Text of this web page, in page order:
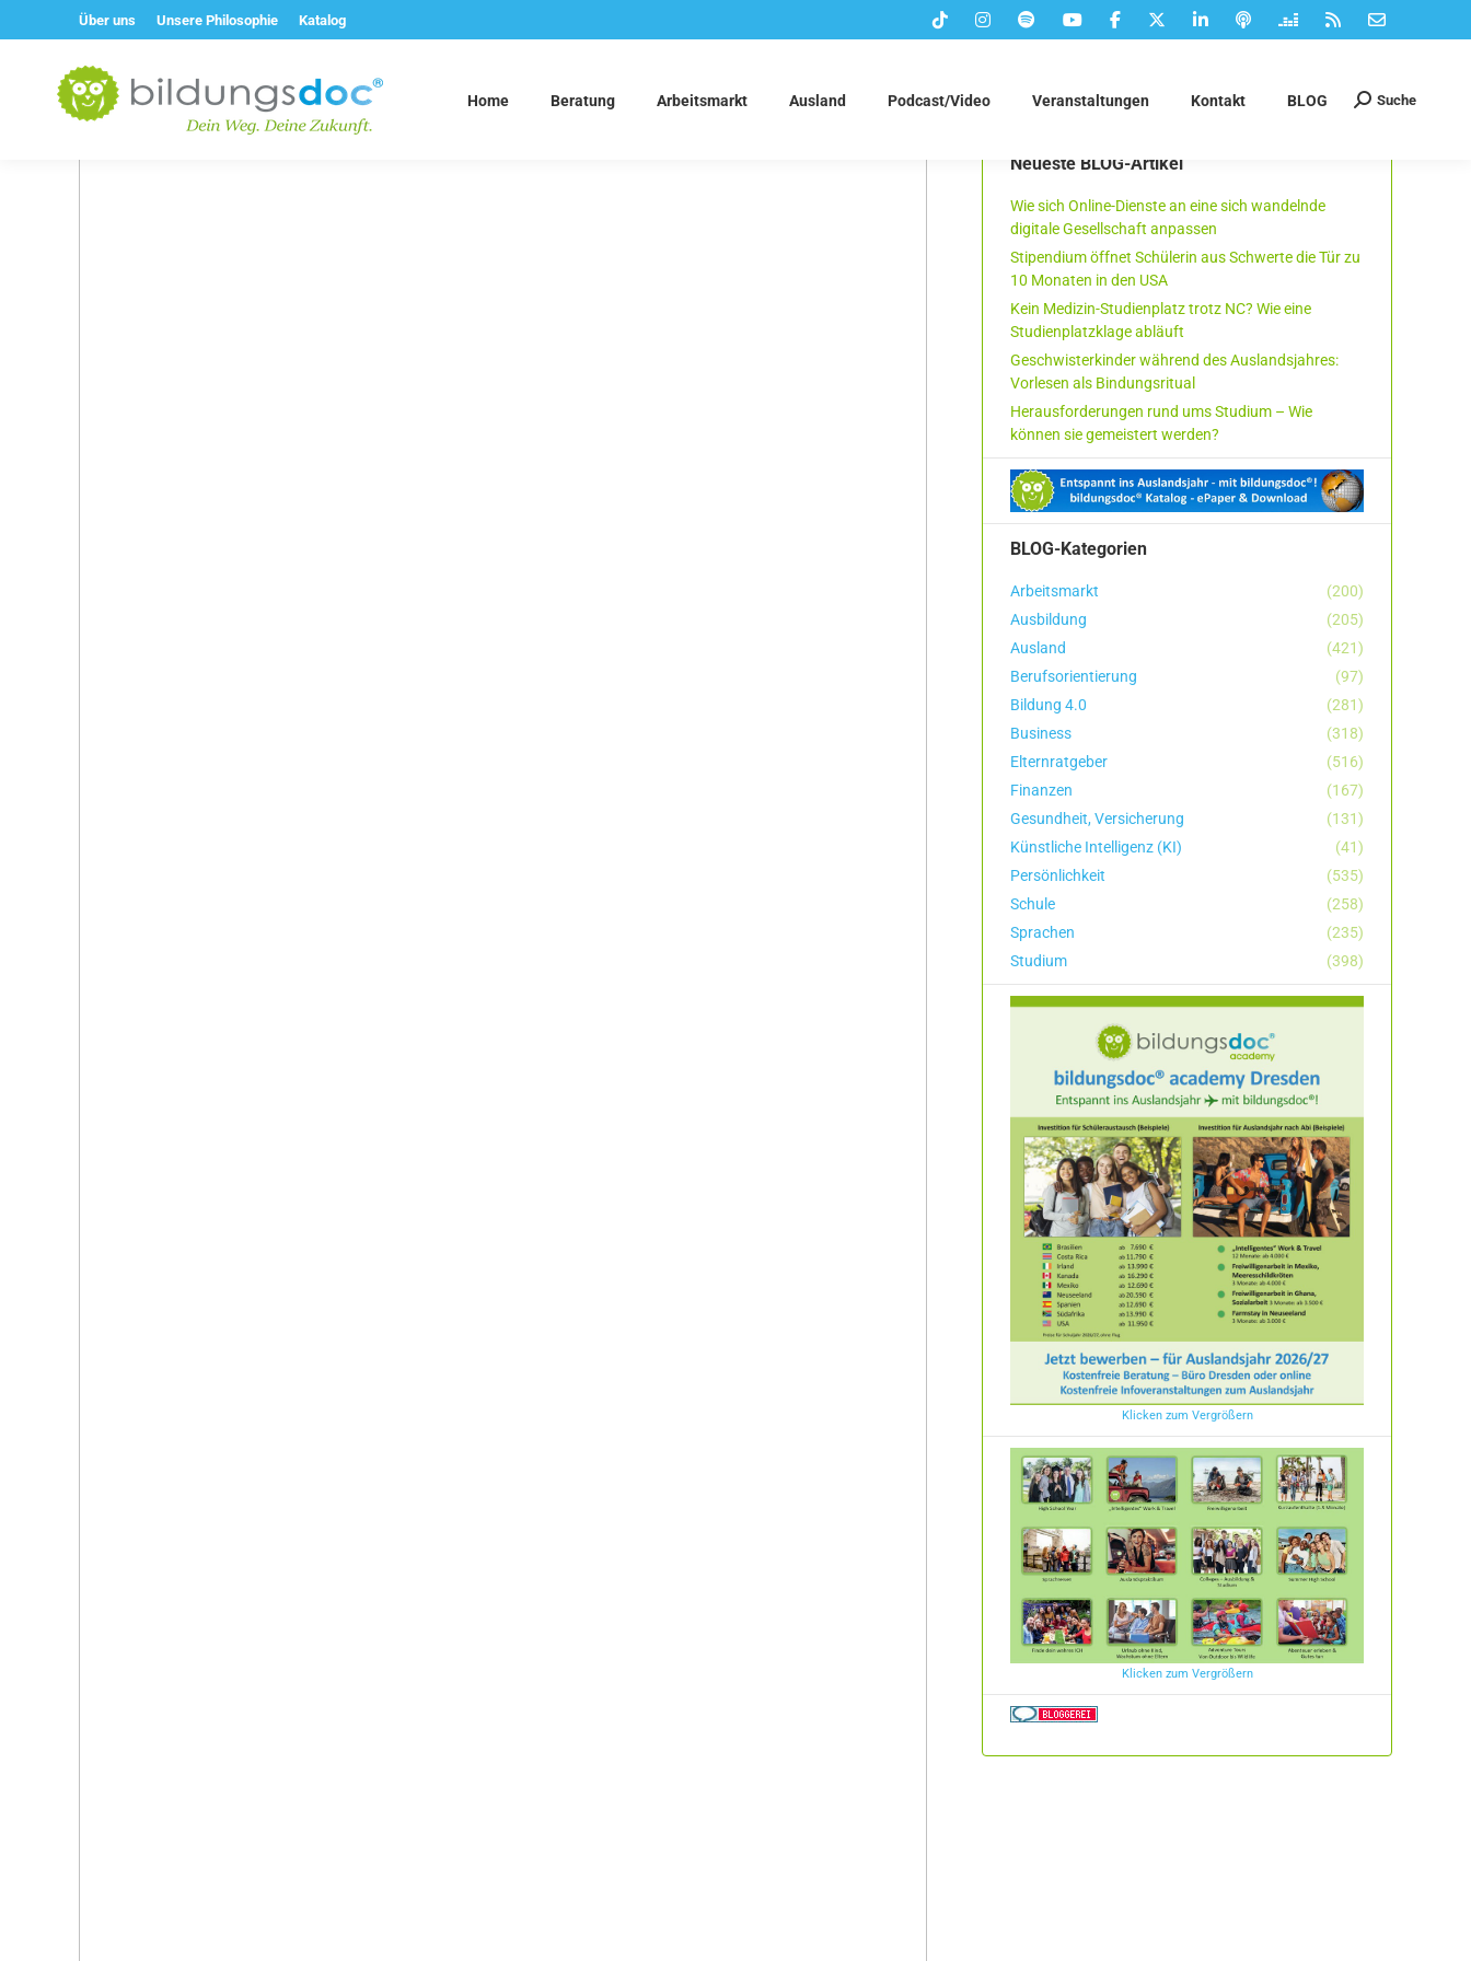
Über uns Unsere Philosophie Katalog
Home Beratung Arbeitsmarkt Ausland Podcast/Video Veranstaltungen Kontakt BLOG Suchen:
Suche
Neueste BLOG-Artikel
Wie sich Online-Dienste an eine sich wandelnde
digitale Gesellschaft anpassen
Stipendium öffnet Schülerin aus Schwerte die Tür zu
10 Monaten in den USA
Kein Medizin-Studienplatz trotz NC? Wie eine
Studienplatzklage abläuft
Geschwisterkinder während des Auslandsjahres:
Vorlesen als Bindungsritual
Herausforderungen rund ums Studium – Wie
können sie gemeistert werden?
BLOG-Kategorien
Arbeitsmarkt
(200)
Ausbildung
(205)
Ausland
(421)
Berufsorientierung
(97)
Bildung 4.0
(281)
Business
(318)
Elternratgeber
(516)
Finanzen
(167)
Gesundheit, Versicherung
(131)
Künstliche Intelligenz (KI)
(41)
Persönlichkeit
(535)
Schule
(258)
Sprachen
(235)
Studium
(398)
Klicken zum Vergrößern
Klicken zum Vergrößern